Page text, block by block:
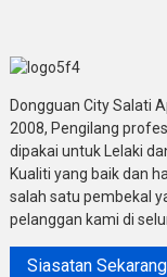
Dongguan City Salati
2008, Pengilang
dipakai untuk Lelaki
Kualiti yang baik dan
salah satu pembekal
pelanggan kami di
Siasatan Sekarang